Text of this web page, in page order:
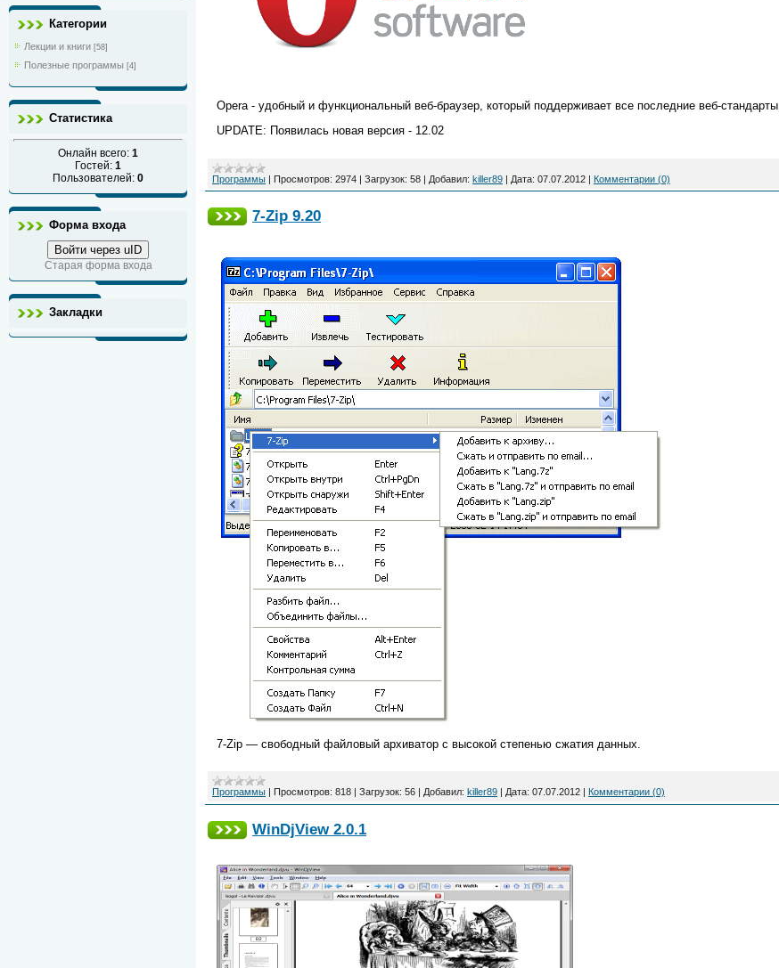
Категории
Лекции и книги [58]
Полезные программы [4]
Статистика
Онлайн всего: 1
Гостей: 1
Пользователей: 0
Форма входа
Войти через uID
Старая форма входа
Закладки
Opera - удобный и функциональный веб-браузер, который поддерживает все последние веб-стандарты.
UPDATE: Появилась новая версия - 12.02
Программы | Просмотров: 2974 | Загрузок: 58 | Добавил: killer89 | Дата: 07.07.2012 | Комментарии (0)
7-Zip 9.20
7-Zip — свободный файловый архиватор с высокой степенью сжатия данных.
Программы Просмотров: 818 Загрузок: 56 Добавил: killer89 Дата: 07.07.2012 Комментарии (0)
WinDjView 2.0.1